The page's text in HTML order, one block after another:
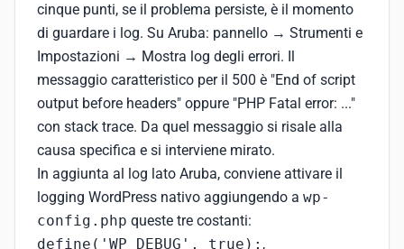
cinque punti, se il problema persiste, è il momento
di guardare i log. Su Aruba: pannello → Strumenti e
Impostazioni → Mostra log degli errori. Il
messaggio caratteristico per il 500 è "End of script
output before headers" oppure "PHP Fatal error: ..."
con stack trace. Da quel messaggio si risale alla
causa specifica e si interviene mirato.
In aggiunta al log lato Aruba, conviene attivare il
logging WordPress nativo aggiungendo a wp-
config.php queste tre costanti:
define('WP_DEBUG', true); ,